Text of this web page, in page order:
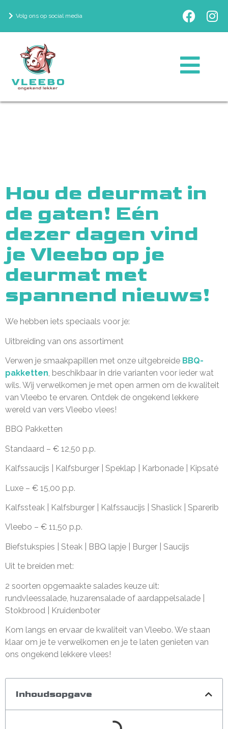
Volg ons op social media
Hou de deurmat in
de gaten! Eén
dezer dagen vind
je Vleebo op je
deurmat met
spannend nieuws!
We hebben iets speciaals voor je:
Uitbreiding van ons assortiment
Verwen je smaakpapillen met onze uitgebreide BBQ-
pakketten, beschikbaar in drie varianten voor ieder wat
wils. Wij verwelkomen je met open armen om de kwaliteit
van Vleebo te ervaren. Ontdek de ongekend lekkere
wereld van vers Vleebo vlees!
BBQ Pakketten
Standaard – € 12,50 p.p.
Kalfssaucijs | Kalfsburger | Speklap | Karbonade | Kipsaté
Luxe – € 15,00 p.p.
Kalfssteak | Kalfsburger | Kalfssaucijs | Shaslick | Sparerib
Vleebo – € 11,50 p.p.
Biefstukspies | Steak | BBQ lapje | Burger | Saucijs
Uit te breiden met:
2 soorten opgemaakte salades keuze uit:
rundvleessalade, huzarensalade of aardappelsalade |
Stokbrood | Kruidenboter
Kom langs en ervaar de kwaliteit van Vleebo. We staan
klaar om je te verwelkomen en je te laten genieten van
ons ongekend lekkere vlees!
Inhoudsopgave